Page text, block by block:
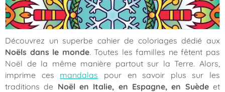
Découvrez un superbe cahier de coloriages dédié aux
Noëls dans le monde. Toutes les familles ne fêtent pas
Noël de la même manière partout sur la Terre. Alors,
imprime ces mandalas pour en savoir plus sur les
traditions de Noël en Italie, en Espagne, en Suèdeet